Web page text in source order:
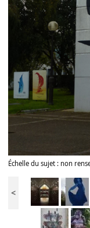
Échelle du sujet : non
<